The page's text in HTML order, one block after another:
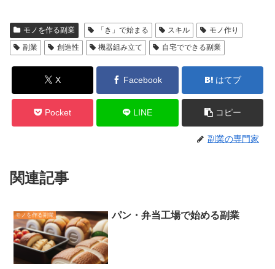
モノを作る副業 「き」で始まる スキル
モノ作り
副業
創造性 機器組み立て 自宅でできる副業
X Facebook はてブ
Pocket LINE コピー
副業の専門家
関連記事
モノを作る副業 パン・弁当工場で始める副業